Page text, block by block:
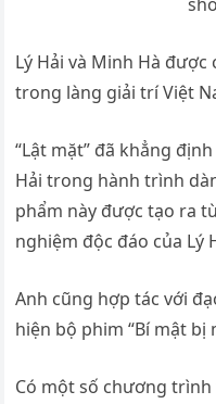
Lý Hải và Minh Hà
trong làng giải trí Việt
“Lật mặt” đã khẳng
Hải trong hành trình
phẩm này được tạo ra
nghiệm độc đáo của Lý
Anh cũng hợp tác với
hiện bộ phim “Bí mật bị
Có một số chương